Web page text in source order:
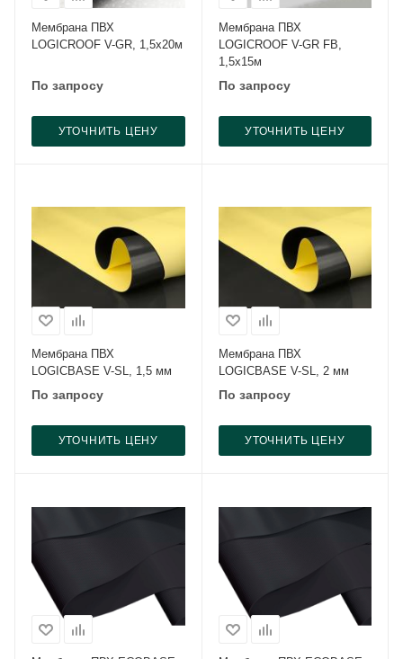
Мембрана ПВХ
LOGICROOF V-GR, 1,5х20м
По запросу
УТОЧНИТЬ ЦЕНУ
Мембрана ПВХ
LOGICROOF V-GR FB,
1,5х15м
По запросу
УТОЧНИТЬ ЦЕНУ
Мембрана ПВХ
LOGICBASE V-SL, 1,5 мм
По запросу
УТОЧНИТЬ ЦЕНУ
Мембрана ПВХ
LOGICBASE V-SL, 2 мм
По запросу
УТОЧНИТЬ ЦЕНУ